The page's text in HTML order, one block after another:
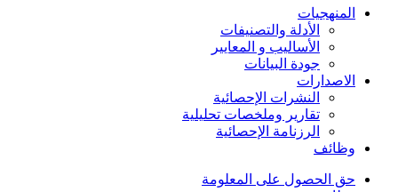
المنهجيات
الأدلة والتصنيفات
الأساليب و المعايير
جودة البيانات
الاصدارات
النشرات الإحصائية
تقارير وملخصات تحليلية
الرزنامة الإحصائية
وظائف
حق الحصول على المعلومة